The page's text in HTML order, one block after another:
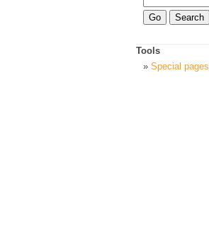
Tools
Special pages